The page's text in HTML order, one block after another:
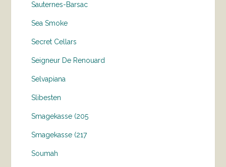
Sauternes-Barsac
Sea Smoke
Secret Cellars
Seigneur De Renouard
Selvapiana
Slibesten
Smagekasse (205
Smagekasse (217
Soumah